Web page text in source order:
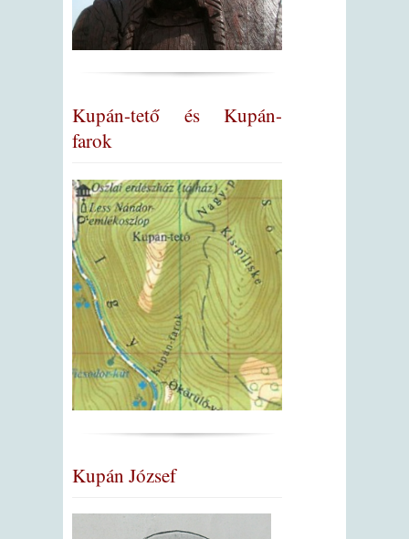
Kupán-tető és Kupán-
farok
Kupán József